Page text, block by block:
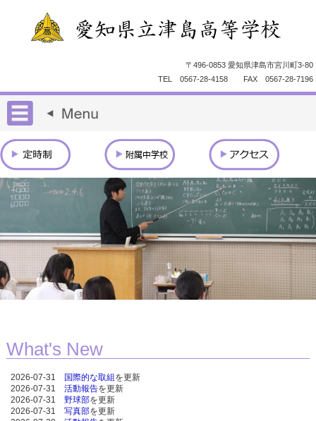
〒496-0853 愛知県津島市宮川町3-80
TEL 0567-28-4158 FAX 0567-28-7196
What's New